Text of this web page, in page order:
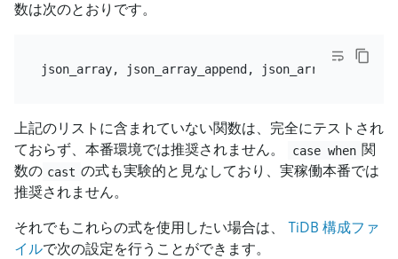
数は次のとおりです。
上記のリストに含まれていない関数は、完全にテストされ
ておらず、本番環境では推奨されません。
case when 関
数の cast の式も実験的と見なしており、実稼働本番では
推奨されません。
それでもこれらの式を使用したい場合は、 TiDB 構成ファ
イルで次の設定を行うことができます。